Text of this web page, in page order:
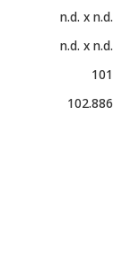
n.d. x n.d.
n.d. x n.d.
101
102.886